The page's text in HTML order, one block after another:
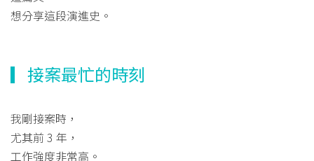
想分享這段演進史。
▎接案最忙的時刻
我剛接案時，
尤其前 3 年，
工作強度非常高。